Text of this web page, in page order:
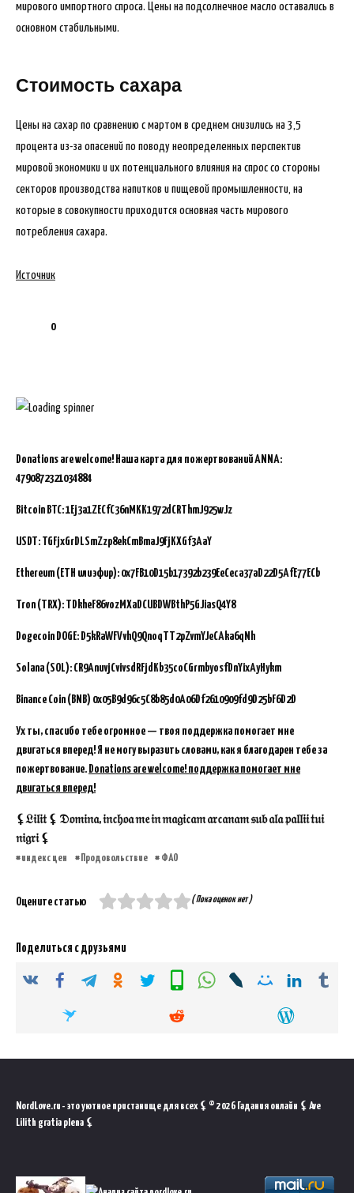
мирового импортного спроса. Цены на подсолнечное масло оставались в
основном стабильными.
Стоимость сахара
Цены на сахар по сравнению с мартом в среднем снизились на 3,5
процента из-за опасений по поводу неопределенных перспектив
мировой экономики и их потенциального влияния на спрос со стороны
секторов производства напитков и пищевой промышленности, на
которые в совокупности приходится основная часть мирового
потребления сахара.
Источник
0
Donations are welcome! Наша карта для пожертвований ANNA:
4790872321034884
Bitcoin BTC:1Ej3a1ZECfC36nMKK1972dCRThmJ925wJz
USDT: TGFjxGrDLSmZzp8ekCmBmaJ9FjKXGf3AaY
Ethereum (ETH или эфир): 0x7FB10D15b17392b239EeCeca37aD22D5AfE77ECb
Tron (TRX): TDkheF86vozMXaDCUBDWBthP5GJiasQ4Y8
Dogecoin DOGE: D5kRaWFVvhQ9QnoqTT2pZvmYJeCAka6qNh
Solana (SOL): CR9AnuvjCvivsdRFjdKb35coCGrmbyosfDnYixAyHykm
Binance Coin (BNB) 0x05B9d96c5C8b85d0A06Df2610909fd9D25bF6D2D
Ух ты, спасибо тебе огромное — твоя поддержка помогает мне
двигаться вперед! Я не могу выразить словами, как я благодарен тебе за
пожертвование. Donations are welcome! поддержка помогает мне
двигаться вперед!
⚸𝔏𝔦𝔩𝔦𝔱 ⚸ 𝔇𝔬𝔪𝔦𝔫𝔞, 𝔦𝔫𝔠𝔥𝔬𝔞 𝔪𝔢 𝔦𝔫 𝔪𝔞𝔤𝔦𝔠𝔞𝔪 𝔞𝔯𝔠𝔞𝔫𝔞𝔪 𝔰𝔲𝔟 𝔞𝔩𝔞 𝔭𝔞𝔩𝔩𝔦𝔦 𝔱𝔲𝔦
𝔫𝔦𝔤𝔯𝔦 ⚸
индекс цен Продовольствие ФАО
Оцените статью ( Пока оценок нет )
Поделиться с друзьями
NordLove.ru - это уютное пристанище для всех ⚸ © 2026 Гадания онлайн ⚸ Ave
Lilith gratia plena ⚸